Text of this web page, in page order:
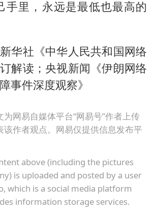
手里，永远是最低也最高的
华社《中华人民共和国网络
解读；央视新闻《伊朗网络
事件深度观察》
网易自媒体平台“网易号”作者上传
该作者观点。网易仅提供信息发布平
above (including the pictures
is uploaded and posted by a user
which is a social media platform
information storage services.